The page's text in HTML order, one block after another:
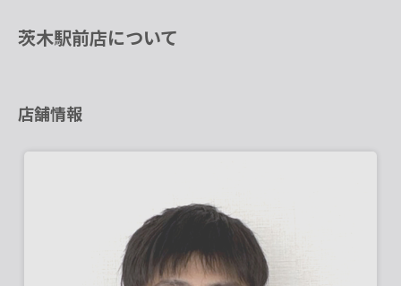
茨木駅前店について
店舗情報